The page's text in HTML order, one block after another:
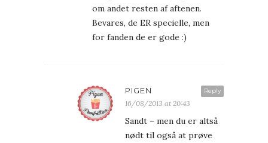
om andet resten af aftenen.
Bevares, de ER specielle, men
for fanden de er gode :)
Reply
PIGEN
16/08/2013 at 20:43
Sandt – men du er altså
nødt til også at prøve